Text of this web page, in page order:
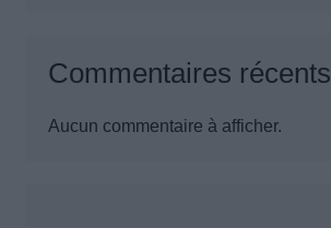
Commentaires récents
Aucun commentaire à afficher.